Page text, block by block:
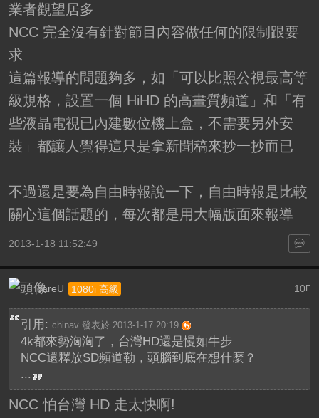
業者觀望居多
NCC 完全沒有針對節目內容做任何的限制跟要
求
這篇報導的問題夠多，如「可以比照公視最高等
級規格，設置一個 HiHD 的高畫質頻道」和「有
些液晶電視已內建數位機上盒，不需要另外安
裝」都讓人覺得這只是拿新聞稿來抄一抄而已
不過還是要為自由時報說一下，自由時報是比較
關心這個話題的，每次都是用大幅版面來報導
2013-1-18 11:52:49
10F
IcareU 1080i 高級
引用: chinav 發表於 2013-1-17 20:19
4k都來勢洶洶了，台灣HD還是慢如牛步
NCC還釋放SD頻道勒，頭腦到底在想什麼？
...
NCC 怕台灣 HD 走太快啊!